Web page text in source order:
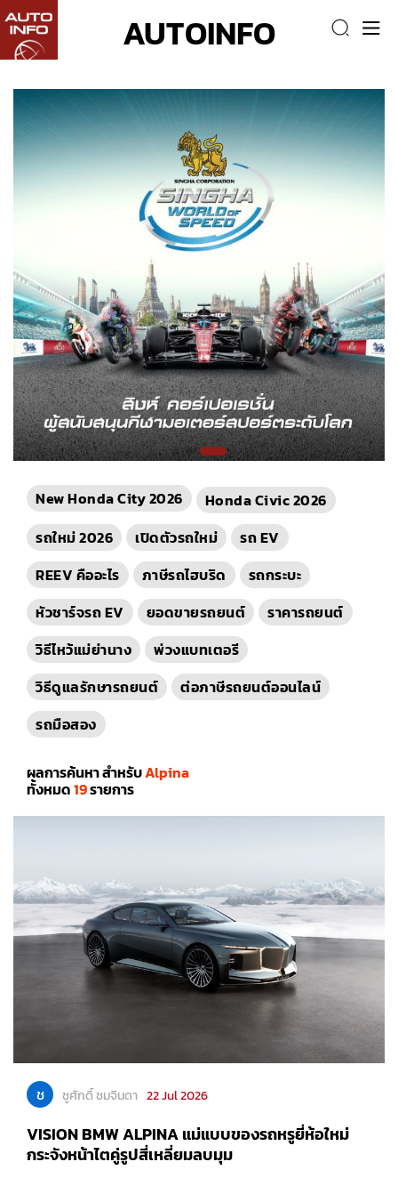
AUTOINFO
New Honda City 2026
Honda Civic 2026
รถใหม่ 2026
เปิดตัวรถใหม่
รถ EV
REEV คืออะไร
ภาษีรถไฮบริด
รถกระบะ
หัวชาร์จรถ EV
ยอดขายรถยนต์
ราคารถยนต์
วิธีไหว้แม่ย่านาง
พ่วงแบทเตอรี
วิธีดูแลรักษารถยนต์
ต่อภาษีรถยนต์ออนไลน์
รถมือสอง
ผลการค้นหา สำหรับAlpina
ทั้งหมด19รายการ
ช ชูศักดิ์ ชมจินดา 22 Jul 2026
VISION BMW ALPINA แม่แบบของรถหรูยี่ห้อใหม่
กระจังหน้าไตคู่รูปสี่เหลี่ยมลบมุม